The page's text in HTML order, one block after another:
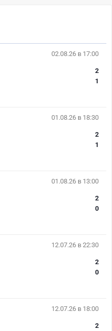
02.08.26 в 17:00
2
1
01.08.26 в 18:30
2
1
01.08.26 в 13:00
2
0
12.07.26 в 22:30
2
0
12.07.26 в 18:00
2